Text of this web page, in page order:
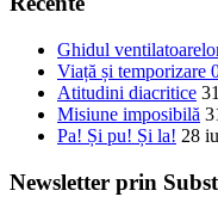
Ghidul
Viață și temporizare
Atitudini diacritice
Misiune imposibilă
Pa! Și pu! Și la! 28
Newsletter prin